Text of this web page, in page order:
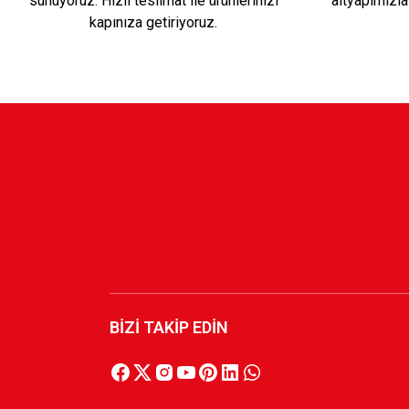
2.200,00 TL
1.699,90 TL
kapınıza getiriyoruz.
BİZİ TAKİP EDİN